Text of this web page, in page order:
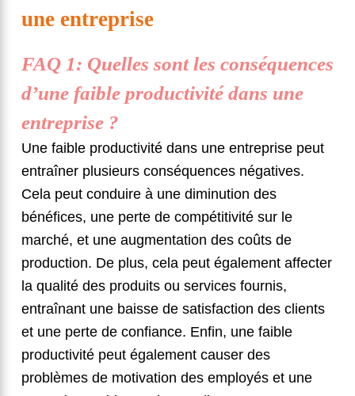
une entreprise
FAQ 1: Quelles sont les conséquences
d’une faible productivité dans une
entreprise ?
Une faible productivité dans une entreprise peut
entraîner plusieurs conséquences négatives.
Cela peut conduire à une diminution des
bénéfices, une perte de compétitivité sur le
marché, et une augmentation des coûts de
production. De plus, cela peut également affecter
la qualité des produits ou services fournis,
entraînant une baisse de satisfaction des clients
et une perte de confiance. Enfin, une faible
productivité peut également causer des
problèmes de motivation des employés et une